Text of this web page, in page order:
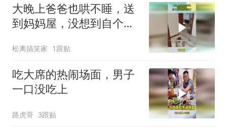
大晚上爸爸也哄不睡，送
到妈妈屋，没想到自个儿
枕头
松离搞笑家 1跟贴
吃大席的热闹场面，男子
一口没吃上
路虎哥 3跟贴